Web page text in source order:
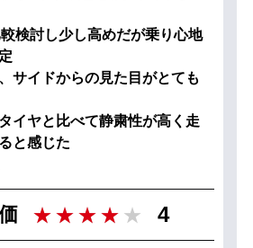
検討し少し高めだが乗り心地
サイドからの見た目がとても
イヤと比べて静粛性が高く走
と感じた
4